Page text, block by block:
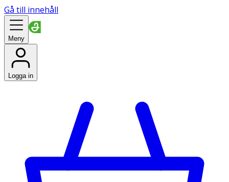
Gå till innehåll
Meny
Logga in